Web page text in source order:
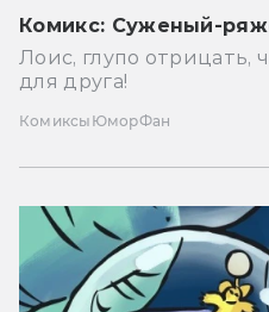
Комикс: Суженый-
Лоис, глупо отрицать,
для друга!
Комиксы ЮморФан